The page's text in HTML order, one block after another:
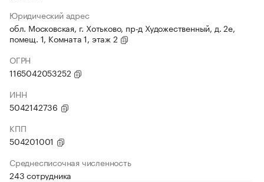
Юридический адрес
обл. Московская, г. Хотьково, пр-д Художественный, д. 2е,
помещ. 1, Комната 1, этаж 2
ОГРН
1165042053252
ИНН
5042142736
КПП
504201001
Среднесписочная численность
243 сотрудника